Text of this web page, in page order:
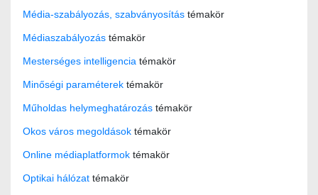
Média-szabályozás, szabványosítás témakör
Médiaszabályozás témakör
Mesterséges intelligencia témakör
Minőségi paraméterek témakör
Műholdas helymeghatározás témakör
Okos város megoldások témakör
Online médiaplatformok témakör
Optikai hálózat témakör